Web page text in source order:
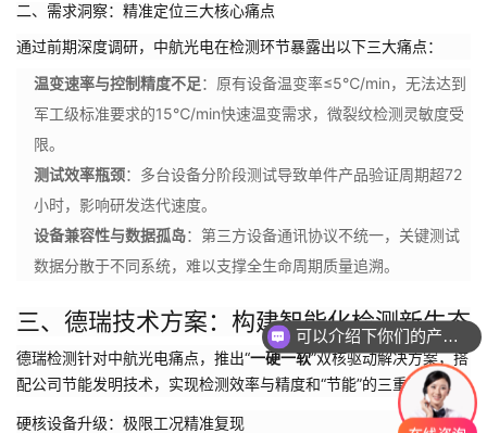
二、需求洞察：精准定位三大核心痛点
通过前期深度调研，中航光电在检测环节暴露出以下三大痛点：
温变速率与控制精度不足：原有设备温变率≤5℃/min，无法达到
军工级标准要求的15℃/min快速温变需求，微裂纹检测灵敏度受
限。
测试效率瓶颈：多台设备分阶段测试导致单件产品验证周期超72
小时，影响研发迭代速度。
设备兼容性与数据孤岛：第三方设备通讯协议不统一，关键测试
数据分散于不同系统，难以支撑全生命周期质量追溯。
三、德瑞技术方案：构建智能化检测新生态
德瑞检测针对中航光电痛点，推出“一硬一软”双核驱动解决方案，搭
配公司节能发明技术，实现检测效率与精度和“节能”的三重跨越。
硬核设备升级：极限工况精准复现
可以介绍下你们的产品么？